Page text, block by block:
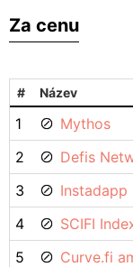
Za cenu
# Název
1 Mythos
2
Defis
3
Instadapp
4
SCIFI
5
Curve.fi